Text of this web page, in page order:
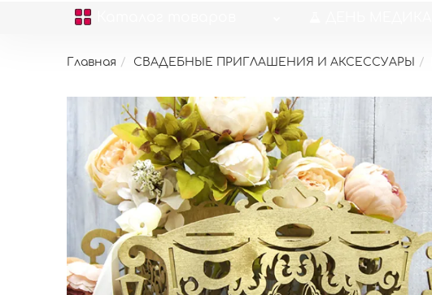
Главная СВАДЕБНЫЕ ПРИГЛАШЕНИЯ И АКСЕССУАРЫ